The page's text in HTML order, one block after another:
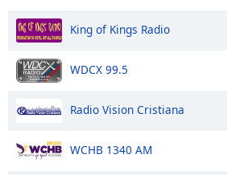
King of Kings Radio
WDCX 99.5
Radio Vision Cristiana
WCHB 1340 AM